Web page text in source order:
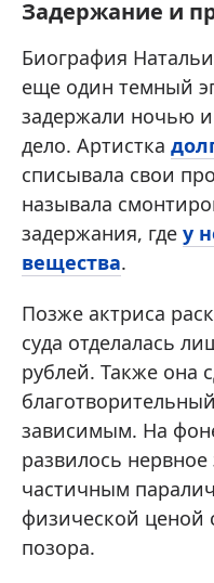
Задержание и
Биография
еще один темный
задержали ночью
дело. Артистка
списывала свои
называла
задержания, где у
вещества.
Позже актриса
суда отделалась
рублей. Также она
зависимым. На
развилось нервное
частичным
физической ценой
позора.